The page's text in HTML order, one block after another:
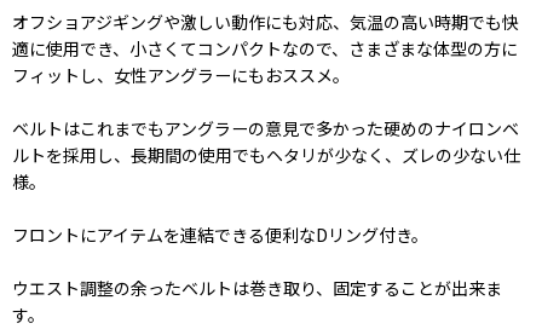
オフショアジギングや激しい動作にも対応、気温の高い時期でも快
適に使用でき、小さくてコンパクトなので、さまざまな体型の方に
フィットし、女性アングラーにもおススメ。
ベルトはこれまでもアングラーの意見で多かった硬めのナイロンベ
ルトを採用し、長期間の使用でもヘタリが少なく、ズレの少ない仕
様。
フロントにアイテムを連結できる便利なDリング付き。
ウエスト調整の余ったベルトは巻き取り、固定することが出来ま
す。